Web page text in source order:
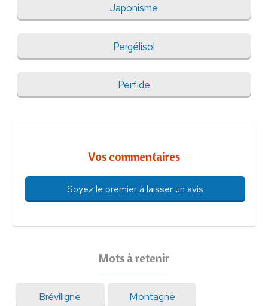
Japonisme
Pergélisol
Perfide
Vos commentaires
Soyez le premier à laisser un avis
Mots à retenir
Bréviligne Montagne